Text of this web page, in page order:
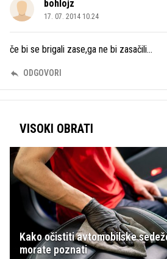
bohlojz
17. 07. 2014 10.24
če bi se brigali zase,ga ne bi zasačili...
ODGOVORI
VISOKI OBRATI
Kako očistiti avtomobilske
morate poznati